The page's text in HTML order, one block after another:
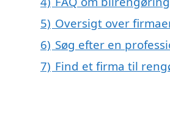
5) Oversigt over
6) Søg efter en
7) Find et firma til